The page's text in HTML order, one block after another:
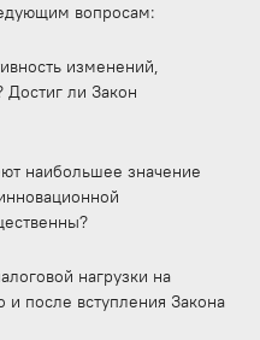
вопросам:
изменений,
ли Закон
наибольшее значение
нагрузки на
и после вступления Закона